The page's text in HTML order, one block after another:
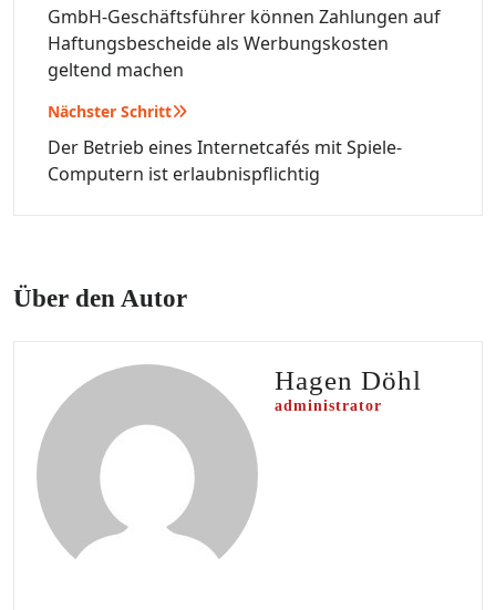
GmbH-Geschäftsführer können Zahlungen auf
Haftungsbescheide als Werbungskosten
geltend machen
Nächster Schritt
Der Betrieb eines Internetcafés mit Spiele-
Computern ist erlaubnispflichtig
Über den Autor
Hagen Döhl
administrator